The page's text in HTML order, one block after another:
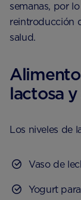
semanas, por
reintroducción
salud.
lactosa
Los niveles de
Vaso de
Yogurt